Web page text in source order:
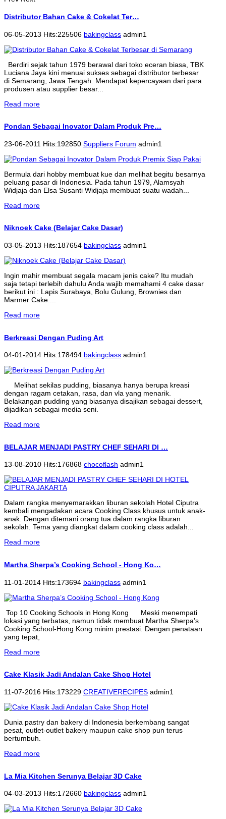
Distributor Bahan Cake & Cokelat Ter…
06-05-2013 Hits:225506 bakingclass admin1
Berdiri sejak tahun 1979 berawal dari toko eceran biasa, TBK
Luciana Jaya kini menuai sukses sebagai distributor terbesar
di Semarang, Jawa Tengah. Mendapat kepercayaan dari para
produsen atau supplier besar...
Read more
Pondan Sebagai Inovator Dalam Produk Pre…
23-06-2011 Hits:192850 Suppliers Forum admin1
Bermula dari hobby membuat kue dan melihat begitu besarnya
peluang pasar di Indonesia. Pada tahun 1979, Alamsyah
Widjaja dan Elsa Susanti Widjaja membuat suatu wadah...
Read more
Niknoek Cake (Belajar Cake Dasar)
03-05-2013 Hits:187654 bakingclass admin1
Ingin mahir membuat segala macam jenis cake? Itu mudah
saja tetapi terlebih dahulu Anda wajib memahami 4 cake dasar
berikut ini : Lapis Surabaya, Bolu Gulung, Brownies dan
Marmer Cake....
Read more
Berkreasi Dengan Puding Art
04-01-2014 Hits:178494 bakingclass admin1
Melihat sekilas pudding, biasanya hanya berupa kreasi
dengan ragam cetakan, rasa, dan vla yang menarik.
Belakangan pudding yang biasanya disajikan sebagai dessert,
dijadikan sebagai media seni.
Read more
BELAJAR MENJADI PASTRY CHEF SEHARI DI …
13-08-2010 Hits:176868 chocoflash admin1
Dalam rangka menyemarakkan liburan sekolah Hotel Ciputra
kembali mengadakan acara Cooking Class khusus untuk anak-
anak. Dengan ditemani orang tua dalam rangka liburan
sekolah. Tema yang diangkat dalam cooking class adalah...
Read more
Martha Sherpa’s Cooking School - Hong Ko…
11-01-2014 Hits:173694 bakingclass admin1
Top 10 Cooking Schools in Hong Kong Meski menempati
lokasi yang terbatas, namun tidak membuat Martha Sherpa’s
Cooking School-Hong Kong minim prestasi. Dengan penataan
yang tepat,
Read more
Cake Klasik Jadi Andalan Cake Shop Hotel
11-07-2016 Hits:173229 CREATIVERECIPES admin1
Dunia pastry dan bakery di Indonesia berkembang sangat
pesat, outlet-outlet bakery maupun cake shop pun terus
bertumbuh.
Read more
La Mia Kitchen Serunya Belajar 3D Cake
04-03-2013 Hits:172660 bakingclass admin1